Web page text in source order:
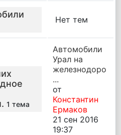
Нет тем
1 тема
Автомобили
Урал на
железнодоро
...
от
Константин
Ермаков
21 сен 2016
19:37